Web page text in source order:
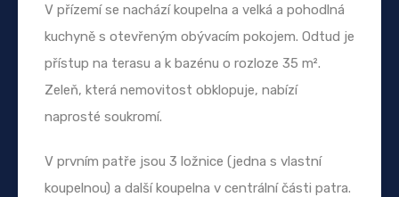
V přízemí se nachází koupelna a velká a pohodlná
kuchyně s otevřeným obývacím pokojem. Odtud je
přístup na terasu a k bazénu o rozloze 35 m².
Zeleň, která nemovitost obklopuje, nabízí
naprosté soukromí.
V prvním patře jsou 3 ložnice (jedna s vlastní
koupelnou) a další koupelna v centrální části patra.